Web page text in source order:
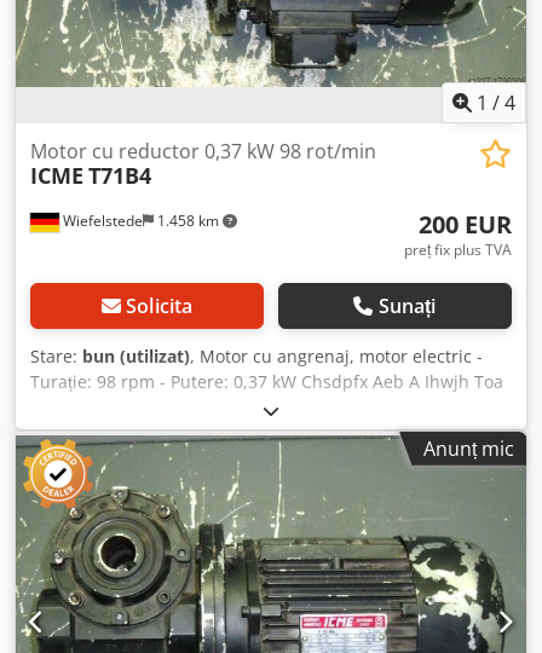
1 /4
Wiefelstede 1.458 km
Motor cu reductor 0,37 kW 98 rot/min
ICME T71B4
200 EUR
preț fix plus TVA
Solicita Sunați
Stare: bun (utilizat), Motor cu angrenaj, motor electric -
Turație: 98 rpm - Putere: 0,37 kW Chsdpfx Aeb A Ihwjh Toa
- Execuție constructivă: B5, unghiular - Diametru ax gol: Ø
15 mm - Grad de protecție: IP 55 - Greutate: 10 kg
Anunț mic